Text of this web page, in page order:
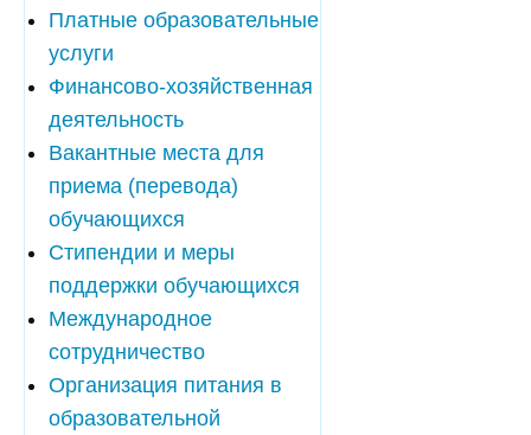
Платные образовательные
услуги
Финансово-хозяйственная
деятельность
Вакантные места для
приема (перевода)
обучающихся
Стипендии и меры
поддержки обучающихся
Международное
сотрудничество
Организация питания в
образовательной